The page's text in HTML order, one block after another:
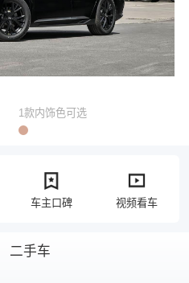
1款内饰色可选
车主口碑 视频看车
二手车